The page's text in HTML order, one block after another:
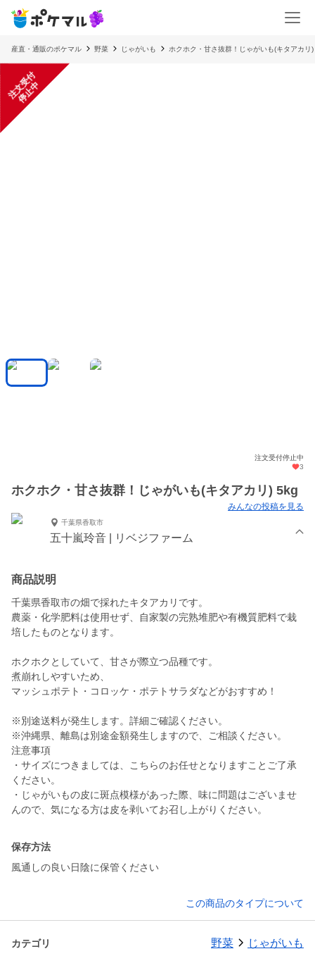
産直・通販のポケマル 野菜 じゃがいも ホクホク・甘さ抜群！じゃがいも(キタアカリ
注
文
受
付
停
止
中
注文受付停止中
3
ホクホク・甘さ抜群！じゃがいも(キタアカリ) 5kg
みんなの投稿を見る
千葉県香取市
五十嵐玲音 | リベジファーム
商品説明
千葉県香取市の畑で採れたキタアカリです。
農薬・化学肥料は使用せず、自家製の完熟堆肥や有機質肥料で栽
培したものとなります。
ホクホクとしていて、甘さが際立つ品種です。
煮崩れしやすいため、
マッシュポテト・コロッケ・ポテトサラダなどがおすすめ！
※別途送料が発生します。詳細ご確認ください。
※沖縄県、離島は別途金額発生しますので、ご相談ください。
注意事項
・サイズにつきましては、こちらのお任せとなりますことご了承
ください。
・じゃがいもの皮に斑点模様があった際、味に問題はございませ
んので、気になる方は皮を剥いてお召し上がりください。
保存方法
風通しの良い日陰に保管ください
この商品のタイプについて
カテゴリ 野菜 じゃがいも